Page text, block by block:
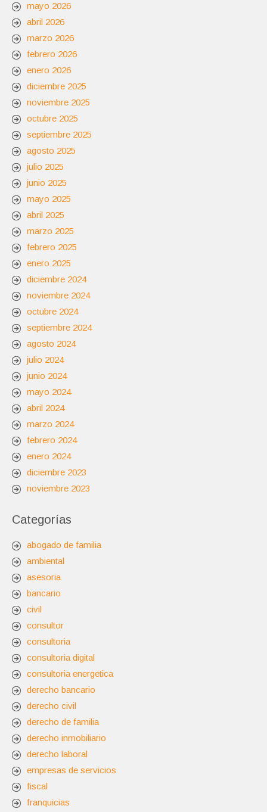
mayo 2026
abril 2026
marzo 2026
febrero 2026
enero 2026
diciembre 2025
noviembre 2025
octubre 2025
septiembre 2025
agosto 2025
julio 2025
junio 2025
mayo 2025
abril 2025
marzo 2025
febrero 2025
enero 2025
diciembre 2024
noviembre 2024
octubre 2024
septiembre 2024
agosto 2024
julio 2024
junio 2024
mayo 2024
abril 2024
marzo 2024
febrero 2024
enero 2024
diciembre 2023
noviembre 2023
Categorías
abogado de familia
ambiental
asesoria
bancario
civil
consultor
consultoria
consultoria digital
consultoria energetica
derecho bancario
derecho civil
derecho de familia
derecho inmobiliario
derecho laboral
empresas de servicios
fiscal
franquicias